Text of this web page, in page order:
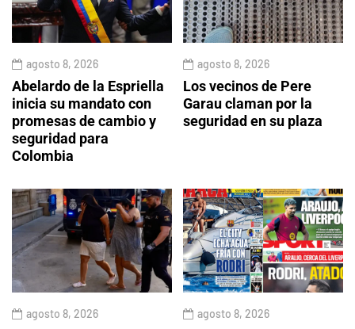
agosto 8, 2026
Abelardo de la Espriella
inicia su mandato con
promesas de cambio y
seguridad para
Colombia
agosto 8, 2026
Los vecinos de Pere
Garau claman por la
seguridad en su plaza
agosto 8, 2026 agosto 8, 2026